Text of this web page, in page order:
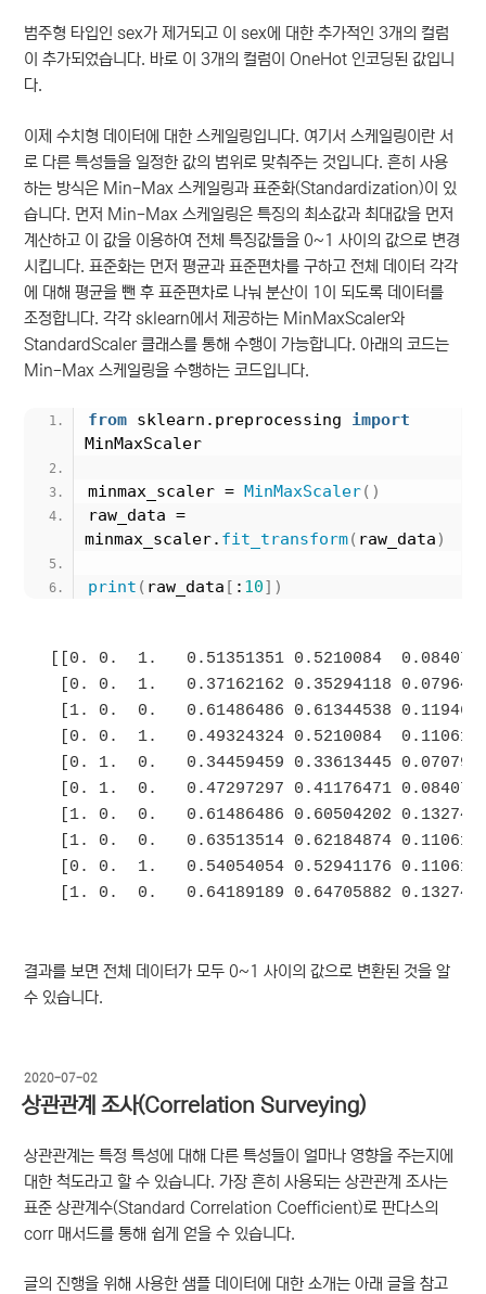
범주형 타입인 sex가 제거되고 이 sex에 대한 추가적인 3개의 컬럼
이 추가되었습니다. 바로 이 3개의 컬럼이 OneHot 인코딩된 값입니
다.
이제 수치형 데이터에 대한 스케일링입니다. 여기서 스케일링이란 서
로 다른 특성들을 일정한 값의 범위로 맞춰주는 것입니다. 흔히 사용
하는 방식은 Min-Max 스케일링과 표준화(Standardization)이 있
습니다. 먼저 Min-Max 스케일링은 특징의 최소값과 최대값을 먼저
계산하고 이 값을 이용하여 전체 특징값들을 0~1 사이의 값으로 변경
시킵니다. 표준화는 먼저 평균과 표준편차를 구하고 전체 데이터 각각
에 대해 평균을 뺀 후 표준편차로 나눠 분산이 1이 되도록 데이터를
조정합니다. 각각 sklearn에서 제공하는 MinMaxScaler와
StandardScaler 클래스를 통해 수행이 가능합니다. 아래의 코드는
Min-Max 스케일링을 수행하는 코드입니다.
from sklearn.preprocessing import
MinMaxScaler
minmax_scaler = MinMaxScaler()
raw_data =
minmax_scaler. fit_transform( raw_data)
print ( raw_data [ : 10])
[[0. 0.  1.   0.51351351 0.5210084
[0. 0.  1.   0.37162162 0.35294118
[1. 0.  0.   0.61486486 0.61344538
[0. 0.  1.   0.49324324 0.5210084
[0. 1.  0.   0.34459459 0.33613445
[0. 1.  0.   0.47297297 0.41176471
[1. 0.  0.   0.61486486 0.60504202
[1. 0.  0.   0.63513514 0.62184874
[0. 0.  1.   0.54054054 0.52941176
결과를 보면 전체 데이터가 모두 0~1 사이의 값으로 변환된 것을 알
수 있습니다.
작
성
일
2020-07-02
상관관계 조사(Correlation Surveying)
상관관계는 특정 특성에 대해 다른 특성들이 얼마나 영향을 주는지에
대한 척도라고 할 수 있습니다. 가장 흔히 사용되는 상관관계 조사는
표준 상관계수(Standard Correlation Coefficient)로 판다스의
corr 매서드를 통해 쉽게 얻을 수 있습니다.
글의 진행을 위해 사용한 샘플 데이터에 대한 소개는 아래 글을 참고